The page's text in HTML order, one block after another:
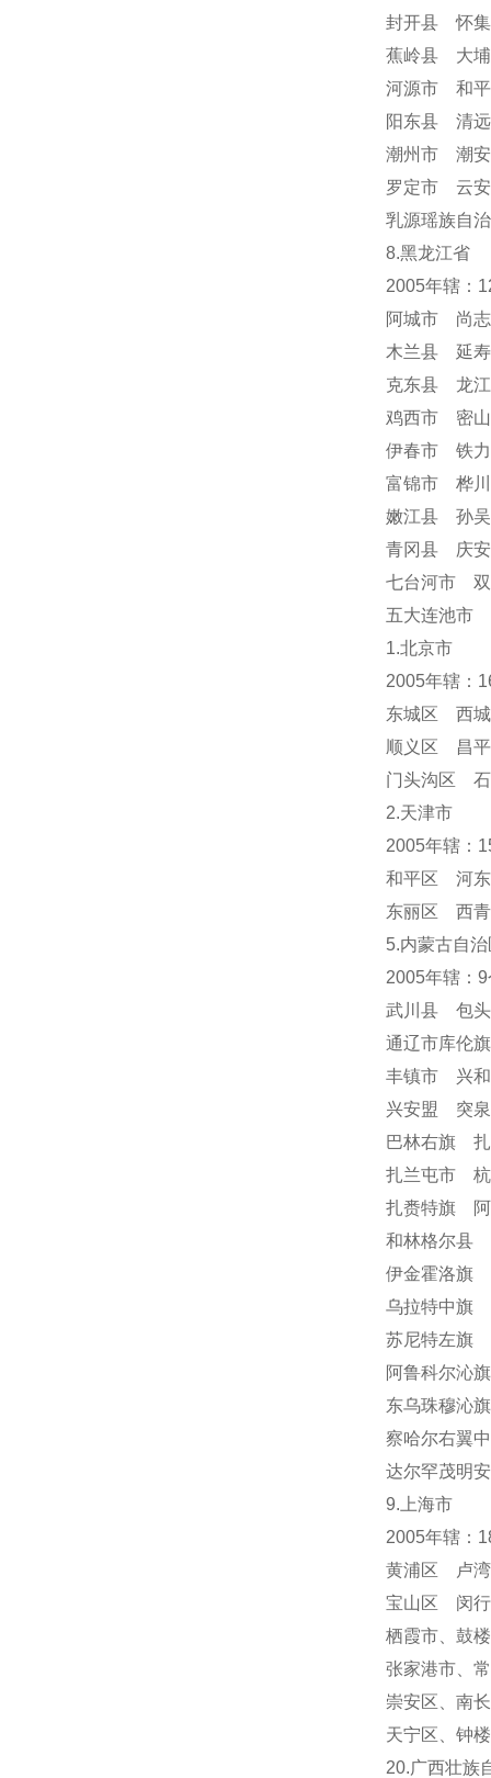
封开县 怀
蕉岭县 大
河源市 和
阳东县 清
潮州市 潮
罗定市 云
乳源瑶族自
8.黑龙江省
2005年辖：
阿城市 尚
木兰县 延
克东县 龙
鸡西市 密
伊春市 铁
富锦市 桦
嫩江县 孙
青冈县 庆
七台河市
五大连池市
1.北京市
2005年辖：
东城区 西
顺义区 昌
门头沟区
2.天津市
2005年辖：
和平区 河
东丽区 西
5.内蒙古自治
2005年辖：
武川县 包
通辽市库
丰镇市 兴
兴安盟 突
巴林右旗
扎兰屯市
扎赉特旗
和林格尔县
伊金霍洛旗
乌拉特中旗
苏尼特左旗
阿鲁科尔沁
东乌珠穆沁
察哈尔右翼
达尔罕茂明
9.上海市
2005年辖：
黄浦区 卢
宝山区 闵
栖霞市、 鼓
张家港市、
崇安区、南
天宁区
钟
20.广西壮族